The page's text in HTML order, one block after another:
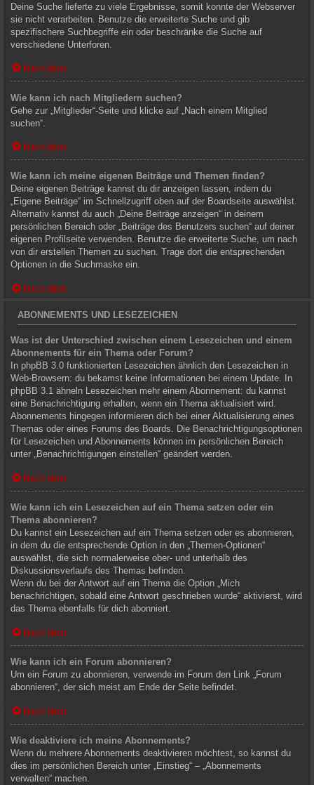
Deine Suche lieferte zu viele Ergebnisse, somit konnte der Webserver
sie nicht verarbeiten. Benutze die erweiterte Suche und gib
spezifischere Suchbegriffe ein oder beschränke die Suche auf
verschiedene Unterforen.
Nach oben
Wie kann ich nach Mitgliedern suchen?
Gehe zur „Mitglieder“-Seite und klicke auf „Nach einem Mitglied
suchen“.
Nach oben
Wie kann ich meine eigenen Beiträge und Themen finden?
Deine eigenen Beiträge kannst du dir anzeigen lassen, indem du
„Eigene Beiträge“ im Schnellzugriff oben auf der Boardseite auswählst.
Alternativ kannst du auch „Deine Beiträge anzeigen“ in deinem
persönlichen Bereich oder „Beiträge des Benutzers suchen“ auf deiner
eigenen Profilseite verwenden. Benutze die erweiterte Suche, um nach
von dir erstellen Themen zu suchen. Trage dort die entsprechenden
Optionen in die Suchmaske ein.
Nach oben
ABONNEMENTS UND LESEZEICHEN
Was ist der Unterschied zwischen einem Lesezeichen und einem
Abonnements für ein Thema oder Forum?
In phpBB 3.0 funktionierten Lesezeichen ähnlich den Lesezeichen in
Web-Browsern: du bekamst keine Informationen bei einem Update. In
phpBB 3.1 ähneln Lesezeichen mehr einem Abonnement: du kannst
eine Benachrichtigung erhalten, wenn ein Thema aktualisiert wird.
Abonnements hingegen informieren dich bei einer Aktualisierung eines
Themas oder eines Forums des Boards. Die Benachrichtigungsoptionen
für Lesezeichen und Abonnements können im persönlichen Bereich
unter „Benachrichtigungen einstellen“ geändert werden.
Nach oben
Wie kann ich ein Lesezeichen auf ein Thema setzen oder ein
Thema abonnieren?
Du kannst ein Lesezeichen auf ein Thema setzen oder es abonnieren,
in dem du die entsprechende Option in den „Themen-Optionen“
auswählst, die sich normalerweise ober- und unterhalb des
Diskussionsverlaufs des Themas befinden.
Wenn du bei der Antwort auf ein Thema die Option „Mich
benachrichtigen, sobald eine Antwort geschrieben wurde“ aktivierst, wird
das Thema ebenfalls für dich abonniert.
Nach oben
Wie kann ich ein Forum abonnieren?
Um ein Forum zu abonnieren, verwende im Forum den Link „Forum
abonnieren“, der sich meist am Ende der Seite befindet.
Nach oben
Wie deaktiviere ich meine Abonnements?
Wenn du mehrere Abonnements deaktivieren möchtest, so kannst du
dies im persönlichen Bereich unter „Einstieg“ – „Abonnements
verwalten“ machen.